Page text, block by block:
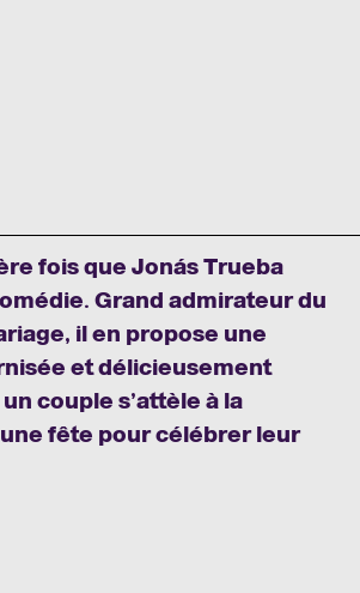
fois que Jonás Trueba
Grand admirateur du
il en propose une
et délicieusement
couple s’attèle à la
fête pour célébrer leur